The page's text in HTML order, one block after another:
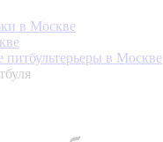
в Москве
питбультерьеры в Москве